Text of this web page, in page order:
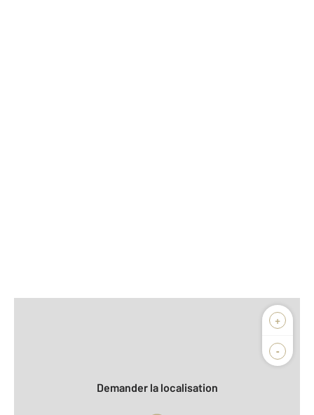
+
-
Biens vendus
Demander la localisation